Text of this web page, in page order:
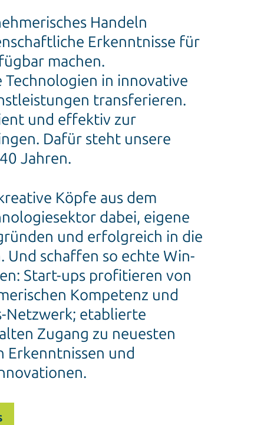
Handeln
Erkenntnisse für
machen.
in innovative
transferieren.
und effektiv zur
Dafür steht unsere
Jahren.
Köpfe aus dem
dabei, eigene
und erfolgreich in die
schaffen so echte Win-
Start-ups profitieren von
Kompetenz und
Netzwerk; etablierte
Zugang zu neuesten
Erkenntnissen und